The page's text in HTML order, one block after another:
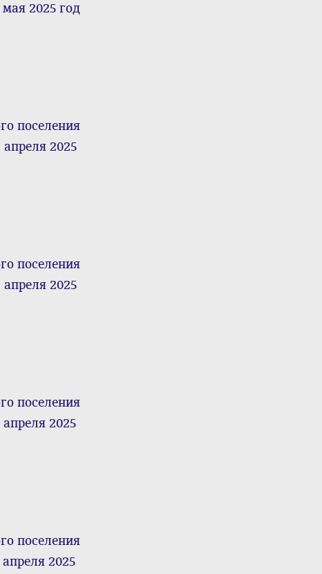
2025 год
поселения
2025
поселения
2025
поселения
2025
поселения
2025